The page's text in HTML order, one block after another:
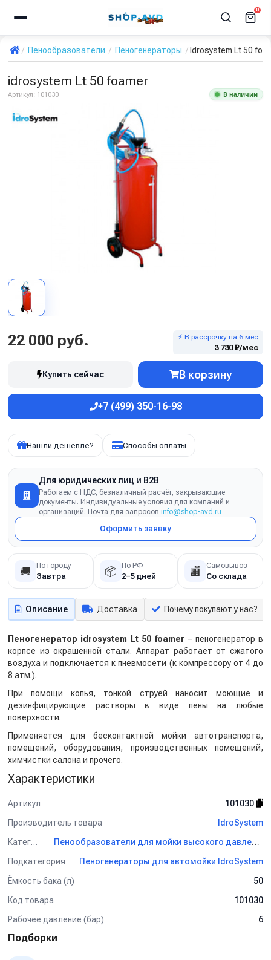
0
Пенообразователи Пеногенераторы Idrosystem Lt 50
idrosystem Lt 50 foamer
Артикул: 101030 В наличии
22 000 руб. ⚡ В рассрочку на 6 мес
3 730 ₽/мес
Купить сейчас В корзину
+7 (499) 350-16-98
Нашли дешевле? Способы оплаты
Для юридических лиц и B2B
Работаем с НДС, безналичный расчёт, закрывающие
документы. Индивидуальные условия для компаний и
организаций. Почта для запросов info@shop-avd.ru
Оформить заявку
🚚 По городу
Завтра 📦 По РФ
2–5 дней 🏬 Самовывоз
Со склада
Описание Доставка Почему покупают у нас?
Пеногенератор idrosystem Lt 50 foamer – пеногенератор в
корпсе из окрашенной стали. Аппарат работает от сжатого
воздуха и подключается к пневмосети (к компрессору от 4 до
8 атм.).
При помощи копья, тонкой струёй наносит моющие и
дезинфицирующие растворы в виде пены на любые
поверхности.
Применяется для бесконтактной мойки автотранспорта,
помещений, оборудования, производственных помещений,
химчистки салона и прочего.
Характеристики
Артикул
101030
Производитель товара
IdroSystem
Категория
Пенообразователи для мойки высокого давления IdroSystem
Подкатегория
Пеногенераторы для автомойки IdroSystem
Ёмкость бака (л)
50
Код товара
101030
Рабочее давление (бар)
6
Подборки